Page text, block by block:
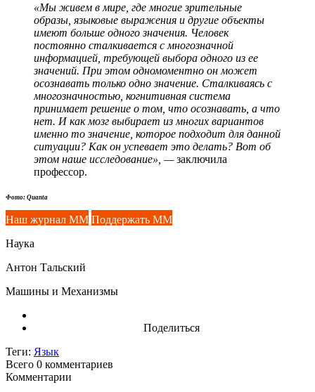
«Мы живем в мире, где многие зрительные
образы, языковые выражения и другие объекты
имеют больше одного значения. Человек
постоянно сталкивается с многозначной
информацией, требующей выбора одного из ее
значений. При этом одномоментно он может
осознавать только одно значение. Сталкиваясь с
многозначностью, когнитивная система
принимает решение о том, что осознавать, а что
нет. И как мозг выбирает из многих вариантов
именно то значение, которое подходит для данной
ситуации? Как он успевает это делать? Вот об
этом наше исследование», —заключила
профессор.
Фото: Quanta
Наш журнал ММ Поддержать ММ
Наука
Антон Тальский
Машины и Механизмы
Поделиться
Теги: Язык
Всего 0 комментариев
Комментарии